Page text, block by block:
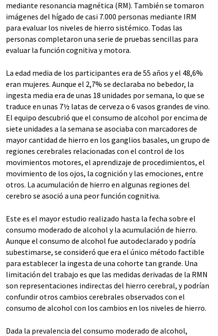
mediante resonancia magnética (RM). También se tomaron
imágenes del hígado de casi 7.000 personas mediante IRM
para evaluar los niveles de hierro sistémico. Todas las
personas completaron una serie de pruebas sencillas para
evaluar la función cognitiva y motora.
La edad media de los participantes era de 55 años y el 48,6%
eran mujeres. Aunque el 2,7% se declaraba no bebedor, la
ingesta media era de unas 18 unidades por semana, lo que se
traduce en unas 7½ latas de cerveza o 6 vasos grandes de vino.
El equipo descubrió que el consumo de alcohol por encima de
siete unidades a la semana se asociaba con marcadores de
mayor cantidad de hierro en los ganglios basales, un grupo de
regiones cerebrales relacionadas con el control de los
movimientos motores, el aprendizaje de procedimientos, el
movimiento de los ojos, la cognición y las emociones, entre
otros. La acumulación de hierro en algunas regiones del
cerebro se asoció a una peor función cognitiva.
Este es el mayor estudio realizado hasta la fecha sobre el
consumo moderado de alcohol y la acumulación de hierro.
Aunque el consumo de alcohol fue autodeclarado y podría
subestimarse, se consideró que era el único método factible
para establecer la ingesta de una cohorte tan grande. Una
limitación del trabajo es que las medidas derivadas de la RMN
son representaciones indirectas del hierro cerebral, y podrían
confundir otros cambios cerebrales observados con el
consumo de alcohol con los cambios en los niveles de hierro.
Dada la prevalencia del consumo moderado de alcohol,